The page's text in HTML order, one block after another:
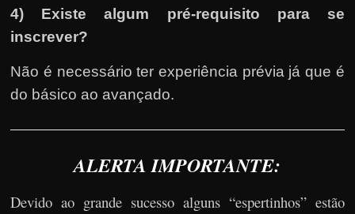
4) Existe algum pré-requisito para se
inscrever?
Não é necessário ter experiência prévia já que é
do básico ao avançado.
ALERTA IMPORTANTE:
Devido ao grande sucesso alguns “espertinhos” estão